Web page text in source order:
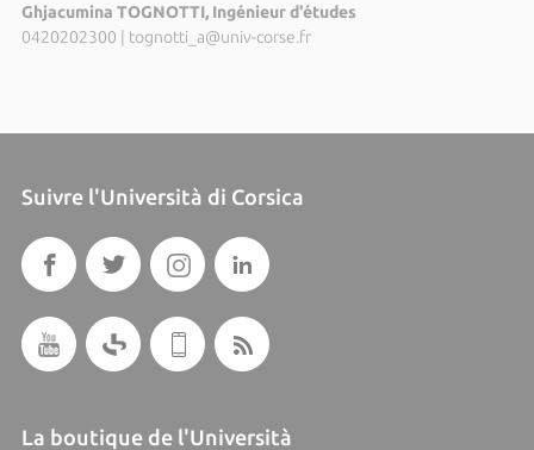
Ghjacumina TOGNOTTI, Ingénieur d'études
0420202300 | tognotti_a@univ-corse.fr
Suivre l'Università di Corsica
La boutique de l'Università